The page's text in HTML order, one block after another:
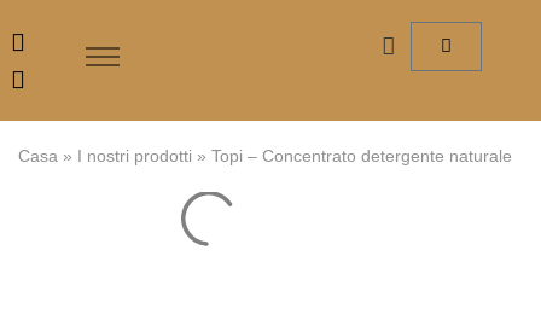
Casa » I nostri prodotti » Topi – Concentrato detergente naturale